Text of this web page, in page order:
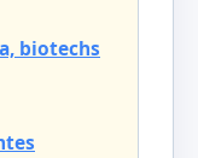
biotechs